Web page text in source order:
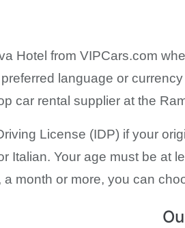
Hotel from VIPCars.com
language or
car rental supplier at the
License (IDP) if your
Italian. Your age must be at
month or more, you can